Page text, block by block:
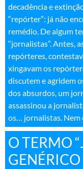
decadência e
“repórter”: já não
remédio. De algum
“jornalistas”. Antes,
repórteres,
xingavam os
discutem e agridem
dos absurdos, um
assassinou a
os… jornalistas. Nem
O TERMO
GENÉRICO